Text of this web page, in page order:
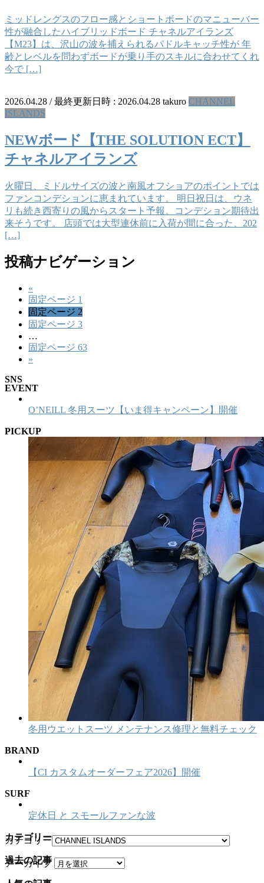
ミッドレングスのフロー感とショートボードのマニューバー
性が融合したハイブリッドボード チャネルアイランズ
【M23】は、沢山の波を捕えられるパドルキャッチ性が 年
齢とレベルを問わずボードが乗り手のスキルに合わせてくれ
今で […]
2026.04.28 / 最終更新日時 : 2026.04.28 takuro CHANNEL
ISLANDS
NEWボード【THE SOLUTION ECT】
チャネルアイランズ
火曜日、ミドルサイズの波と南風オフショアのポイントでは
ファンコンデションに恵まれています。 明日祝日は、ウネ
リも続き西寄りの風からスタート予報。コンデション期待出
来そうです。 店頭では大型連休前に入荷が間に合った、202
[…]
投稿ナビゲーション
«
固定ページ 1
固定ページ 2
固定ページ 3
…
固定ページ 63
»
SNS
EVENT
O’NEILL 冬用スーツ【いま得キャンペーン】開催
PICKUP
冬用ウエットスーツ メンテナンス修理と無料チェック
BRAND
【CI カスタムオーダーフェア2026】開催
SURF
定休日 と スモールファンな波
カテゴリー
カテゴリー
過去の記事
アーカイブ